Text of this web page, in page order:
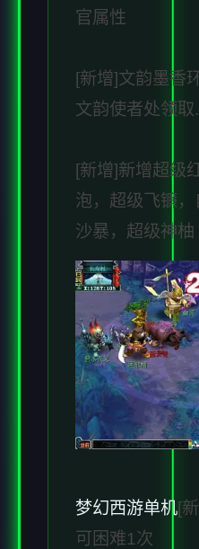
官属性
[新增]文韵墨香
文韵使者处领
[新增]新增超级
泡，超级飞镰
沙暴，超级神柚
梦幻西游单机[
可困难1次